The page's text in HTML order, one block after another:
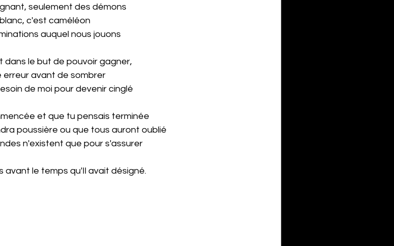
seulement des démons
c'est caméléon
auquel nous jouons
dans le but de pouvoir gagner,
avant de sombrer
de moi pour devenir cinglé
et que tu pensais terminée
poussière ou que tous auront oublié
n'existent que pour s'assurer
avant le temps qu'Il avait désigné.